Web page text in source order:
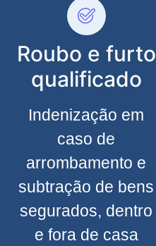
Roubo e furto
qualificado
Indenização em
caso de
arrombamento e
subtração de bens
segurados, dentro
e fora de casa